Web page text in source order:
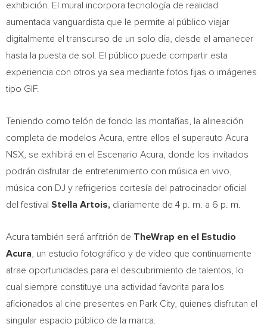
exhibición. El mural incorpora tecnología de realidad
aumentada vanguardista que le permite al público viajar
digitalmente el transcurso de un solo día, desde el amanecer
hasta la puesta de sol. El público puede compartir esta
experiencia con otros ya sea mediante fotos fijas o imágenes
tipo GIF.
Teniendo como telón de fondo las montañas, la alineación
completa de modelos Acura, entre ellos el superauto Acura
NSX, se exhibirá en el Escenario Acura, donde los invitados
podrán disfrutar de entretenimiento con música en vivo,
música con DJ y refrigerios cortesía del patrocinador oficial
del festival Stella Artois, diariamente de 4 p. m. a 6 p. m.
Acura también será anfitrión de TheWrap en el Estudio
Acura , un estudio fotográfico y de video que continuamente
atrae oportunidades para el descubrimiento de talentos, lo
cual siempre constituye una actividad favorita para los
aficionados al cine presentes en Park City, quienes disfrutan el
singular espacio público de la marca.